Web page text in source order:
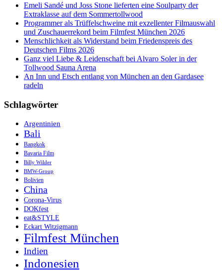
Emeli Sandé und Joss Stone lieferten eine Soulparty der
Extraklasse auf dem Sommertollwood
Programmer als Trüffelschweine mit exzellenter Filmauswahl
und Zuschauerrekord beim Filmfest München 2026
Menschlichkeit als Widerstand beim Friedenspreis des
Deutschen Films 2026
Ganz viel Liebe & Leidenschaft bei Alvaro Soler in der
Tollwood Sauna Arena
An Inn und Etsch entlang von München an den Gardasee
radeln
Schlagwörter
Argentinien
Bali
Bangkok
Bavaria Film
Billy Wilder
BMW-Group
Bolivien
China
Corona-Virus
DOKfest
eat&STYLE
Eckart Witzigmann
Filmfest München
Indien
Indonesien